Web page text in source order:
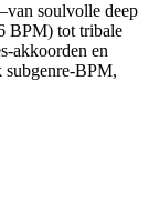
soulvolle deep
BPM) tot tribale
akkoorden en
subgenre-BPM,